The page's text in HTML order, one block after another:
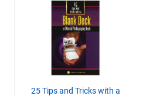
25 Tips and Tricks with a